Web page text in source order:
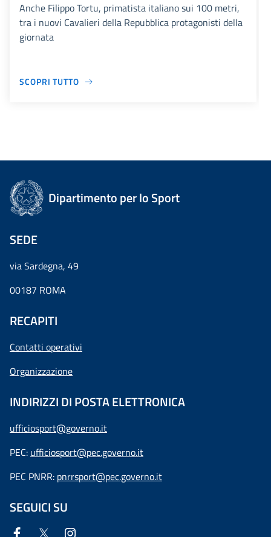
Anche Filippo Tortu, primatista italiano sui 100 metri,
tra i nuovi Cavalieri della Repubblica protagonisti della
giornata
SCOPRI TUTTO
Dipartimento per lo Sport
SEDE
via Sardegna, 49
00187 ROMA
RECAPITI
Contatti operativi
Organizzazione
INDIRIZZI DI POSTA ELETTRONICA
ufficiosport@governo.it
PEC: ufficiosport@pec.governo.it
PEC PNRR: pnrrsport@pec.governo.it
SEGUICI SU